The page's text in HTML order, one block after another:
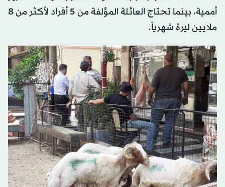
أممية، بينما تحتاج العائلة المؤلفة من 5 أفراد لأكثر من 8
ملايين ليرة شهرياً.